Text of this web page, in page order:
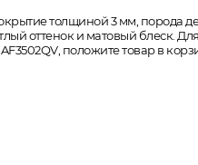
толщиной 3 мм, порода
оттенок и матовый блеск. Для
положите товар в